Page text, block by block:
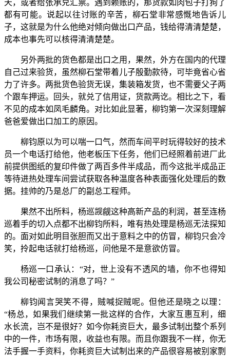
天，或者给张承兑汇票。遇到赖账的，那货款如肉包子打狗了
都有可能。说起以往讨账的辛苦，柳石堂非常感慨地告诉儿
子，这就是为什么他绝对倾向做出口产品，钱给得清清楚楚，
成本也事先可以核得清清楚楚。
另外两批的货色都是出口之用，果然，外方在国内的代理
自己过来验货，虽然柳石堂带着儿子殷勤款待，可毕竟省心省
力了许多。两批货色验货无误，集装箱发货，也不需要父子两
个跟车押运。回头，就兑了信用证，货款两讫。相比之下，看
不见的成本如凤毛麟角。对比如此显著，柳钧第一次深刻理解
爸爸爱做出口加工的原因。
柳钧原以为可以喘一口气，然而车间平时玩得较好的技术
员一个电话打给他，他老板压下任务，他们已经照着前进厂此
前提供图纸的复印件做了两百多件半成品，而今这批半成品正
等待进热处理车间尝试获取各种温度各种表面强化处理后的数
据。挂帅的乃是总厂的副总工程师。
果然不出所料，杨巡觊觎这种高新产品的利润，甚至连杨
巡着手的切入点都不出柳钧所料，唯有热处理是杨巡无法探知
的。面对如此明目张胆而又出于意料之中的仿冒，柳钧只会冷
笑，拎起电话就打给杨巡，问他是不是意欲仿冒。
杨巡一口承认：“对，世上没有不透风的墙，你不也得知
我公司秘密试制的消息了吗？”
柳钧闻言哭笑不得，贼喊捉贼呢。但他还是晓之以理：
“杨总，如果我们继续第一批这样的合作，大家互惠互利，细
水长流，岂不是很好？如今你耗资巨大，最多试制出整个系列
中的一件，市场有限，收益也有限。而且你跟我不一样，你无
法手握一手资料，你耗资巨大试制出来的产品很容易被别家剽